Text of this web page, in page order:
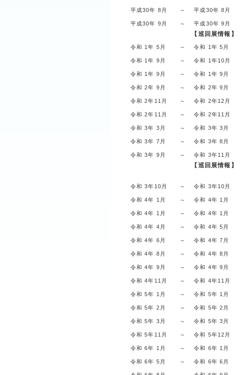
平成30年 8月 ～平成30年 8月
平成30年 9月 ～平成30年 9月
【巡回展情報】
令和 1年 5月 ～令和 1年 5月
令和 1年 9月 ～令和 1年10月
令和 1年 9月 ～令和 1年 9月
令和 2年 9月 ～令和 2年 9月
令和 2年11月 ～令和 2年12月
令和 2年11月 ～令和 2年11月
令和 3年 3月 ～令和 3年 3月
令和 3年 7月 ～令和 3年 8月
令和 3年 9月 ～令和 3年11月
【巡回展情報】
令和 3年10月 ～令和 3年10月
令和 4年 1月 ～令和 4年 1月
令和 4年 1月 ～令和 4年 1月
令和 4年 4月 ～令和 4年 5月
令和 4年 6月 ～令和 4年 7月
令和 4年 8月 ～令和 4年 8月
令和 4年 9月 ～令和 4年 9月
令和 4年11月 ～令和 4年11月
令和 5年 1月 ～令和 5年 1月
令和 5年 2月 ～令和 5年 2月
令和 5年 3月 ～令和 5年 3月
令和 5年11月 ～令和 5年12月
令和 6年 1月 ～令和 6年 1月
令和 6年 5月 ～令和 6年 6月